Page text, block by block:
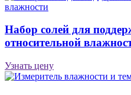
Набор солей для
относительной
Узнать цену